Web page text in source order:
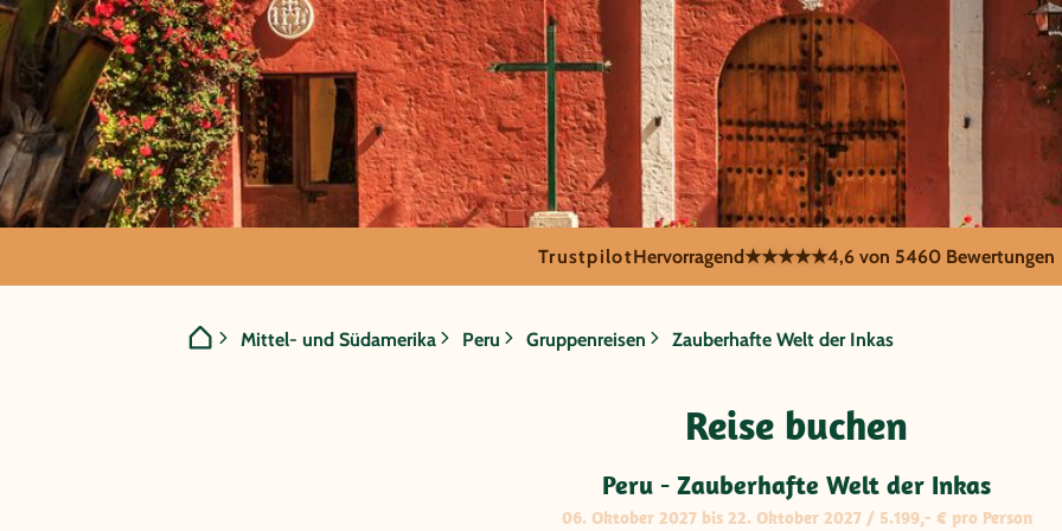
GRUPPENREISE:
Peru - Zauberhafte
TrustpilotHervorragend★★★★★4,6 von 5460 Bewertungen
Mittel- und Südamerika Peru Gruppenreisen Zauberhafte Welt der Inkas
Reise buchen
Peru - Zauberhafte Welt der Inkas
06. Oktober 2027 bis 22. Oktober 2027 / 5.199,- € pro Person